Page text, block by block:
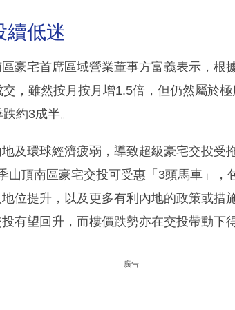
續低迷
豪宅首席區域營業董事方富義表示，根
，雖然按月按月增1.5倍，但仍然屬於
約3成半。
及環球經濟疲弱，導致超級豪宅交投受
山頂南區豪宅交投可受惠「3頭馬車」，
位提升，以及更多有利內地的政策或措
有望回升，而樓價跌勢亦在交投帶動下
廣告